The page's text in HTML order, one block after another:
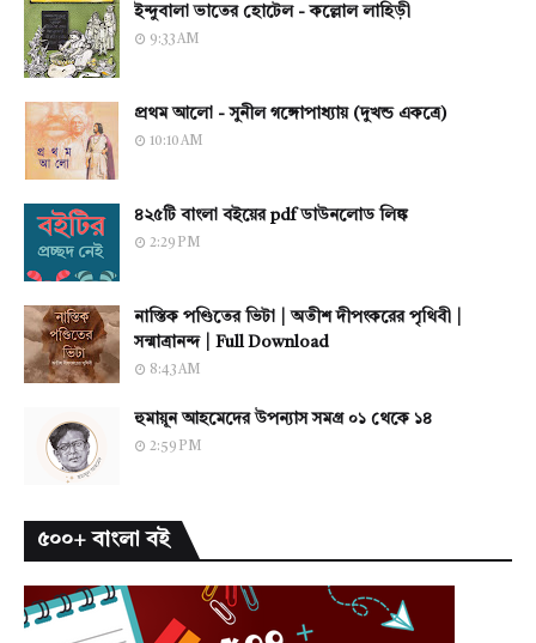
ইন্দুবালা ভাতের হোটেল - কল্লোল লাহিড়ী
9:33 AM
প্রথম আলো - সুনীল গঙ্গোপাধ্যায় (দুখন্ড একত্রে)
10:10 AM
৪২৫টি বাংলা বইয়ের pdf ডাউনলোড লিঙ্ক
2:29 PM
নাস্তিক পণ্ডিতের ভিটা | অতীশ দীপংকরের পৃথিবী |
সন্মাত্রানন্দ | Full Download
8:43 AM
হুমায়ূন আহমেদের উপন্যাস সমগ্র ০১ থেকে ১৪
2:59 PM
৫০০+ বাংলা বই